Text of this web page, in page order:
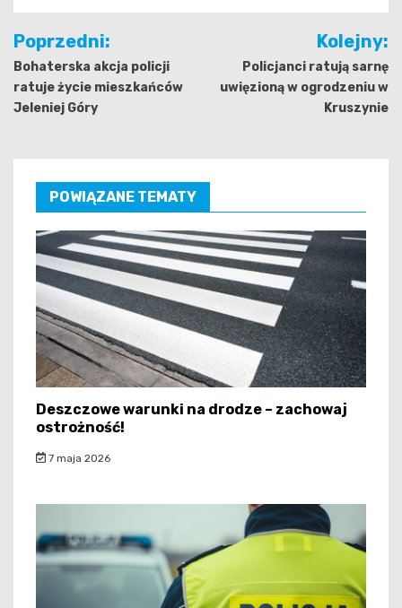
Nawigacja
wpisu
Poprzedni:
Bohaterska akcja policji
ratuje życie mieszkańców
Jeleniej Góry
Kolejny:
Policjanci ratują sarnę
uwięzioną w ogrodzeniu w
Kruszynie
POWIĄZANE TEMATY
Deszczowe warunki na drodze – zachowaj
ostrożność!
7 maja 2026